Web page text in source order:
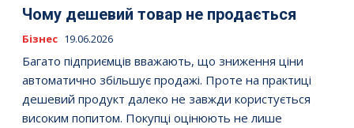
Чому дешевий товар не продається
Бізнес 19.06.2026
Багато підприємців вважають, що зниження ціни
автоматично збільшує продажі. Проте на практиці
дешевий продукт далеко не завжди користується
високим попитом. Покупці оцінюють не лише